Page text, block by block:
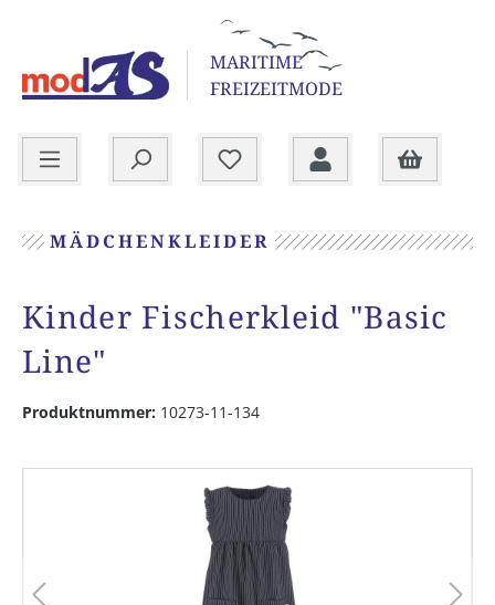
MARITIME
FREIZEITMODE
MÄDCHENKLEIDER
Kinder Fischerkleid "Basic
Line"
Produktnummer: 10273-11-134